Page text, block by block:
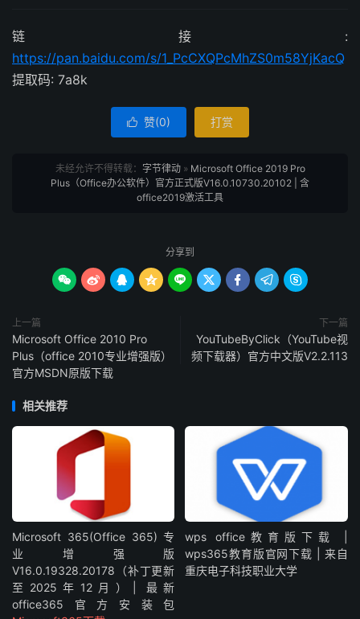
链接:
https://pan.baidu.com/s/1_PcCXQPcMhZS0m58YjKacQ
提取码: 7a8k
 赞(0) 打赏
未经允许不得转载： 字节律动» Microsoft Office 2019 Pro
Plus（Office办公软件）官方正式版V16.0.10730.20102 | 含
office2019激活工具
分享到
        
上一篇
Microsoft Office 2010 Pro
Plus（office 2010专业增强版）
官方MSDN原版下载
下一篇
YouTubeByClick（YouTube视
频下载器）官方中文版V2.2.113
相关推荐
Microsoft 365(Office 365) 专
业增强版
V16.0.19328.20178（补丁更新
至2025年12月）| 最新
office365官方安装包
wps office教育版下载 |
wps365教育版官网下载 | 来自
重庆电子科技职业大学